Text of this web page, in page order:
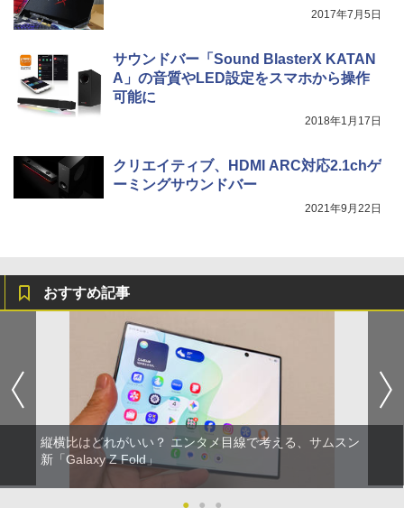
2017年7月5日
サウンドバー「Sound BlasterX KATAN
A」の音質やLED設定をスマホから操作
可能に
2018年1月17日
クリエイティブ、HDMI ARC対応2.1chゲ
ーミングサウンドバー
2021年9月22日
おすすめ記事
縦横比はどれがいい？ エンタメ目線で考える、サムスン
新「Galaxy Z Fold」
● ● ●